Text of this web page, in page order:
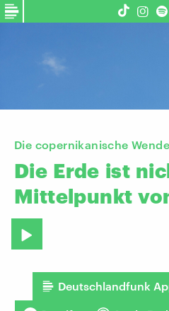
Die copernikanische Wende
Die Erde ist
Mittelpunkt
Deutschlandfunk